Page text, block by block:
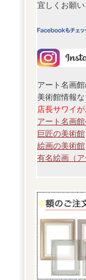
宜しくお願い
アート名画
美術館情報な
店長サワイ
アート名画
巨匠の美術館
絵画の美術館
有名絵画（